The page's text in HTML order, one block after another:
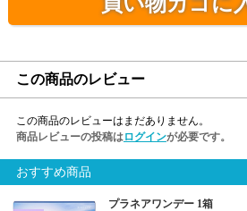
この商品のレビュー
この商品のレビューはまだありません。
商品レビューの投稿はログインが必要です。
おすすめ商品
プラネアワンデー 1箱